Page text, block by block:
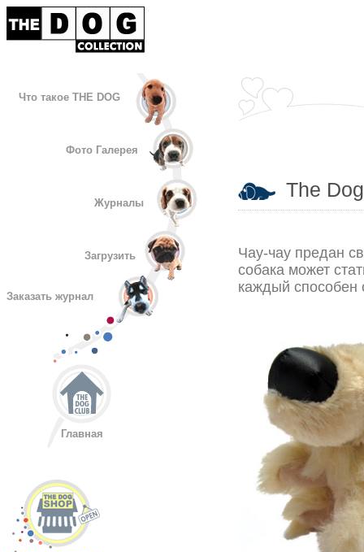
Что такое THE DOG
Фото Галерея
Журналы
Загрузить
Заказать журнал
Главная
The
Чау-чау предан
собака может
каждый способен